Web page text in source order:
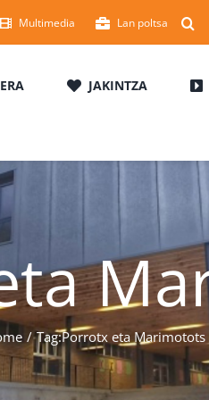
Multimedia Lan poltsa
JAKINTZA
Tag:Porrotx eta Marimotots